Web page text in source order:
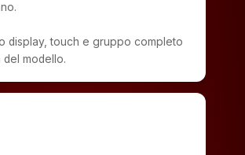
display, touch e gruppo completo
del modello.